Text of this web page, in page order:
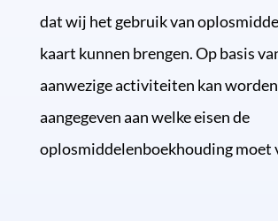
dat wij het gebruik van
kaart kunnen brengen. Op basis
aanwezige activiteiten kan worden
aangegeven aan welke eisen de
oplosmiddelenboekhouding moet